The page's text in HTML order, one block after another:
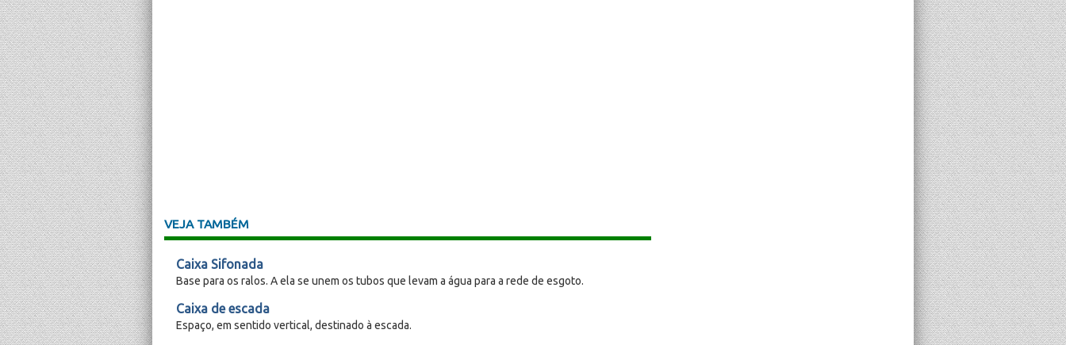
VEJA TAMBÉM
Caixa Sifonada
Base para os ralos. A ela se unem os tubos que levam a água para a rede de esgoto.
Caixa de escada
Espaço, em sentido vertical, destinado à escada.